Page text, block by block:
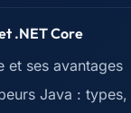
.NET Core
et ses avantages
Java :